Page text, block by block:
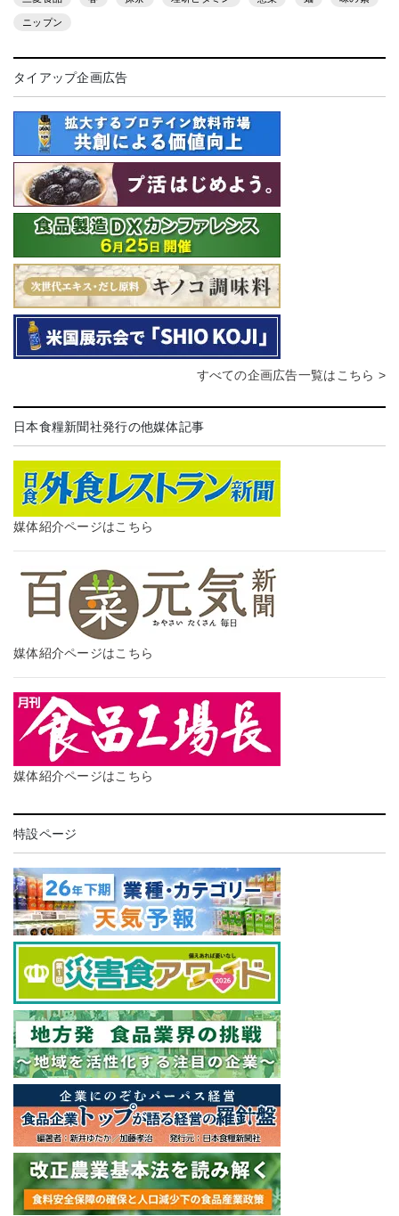
ニップン
タイアップ企画広告
すべての企画広告一覧はこちら >
日本食糧新聞社発行の他媒体記事
媒体紹介ページはこちら
媒体紹介ページはこちら
媒体紹介ページはこちら
特設ページ